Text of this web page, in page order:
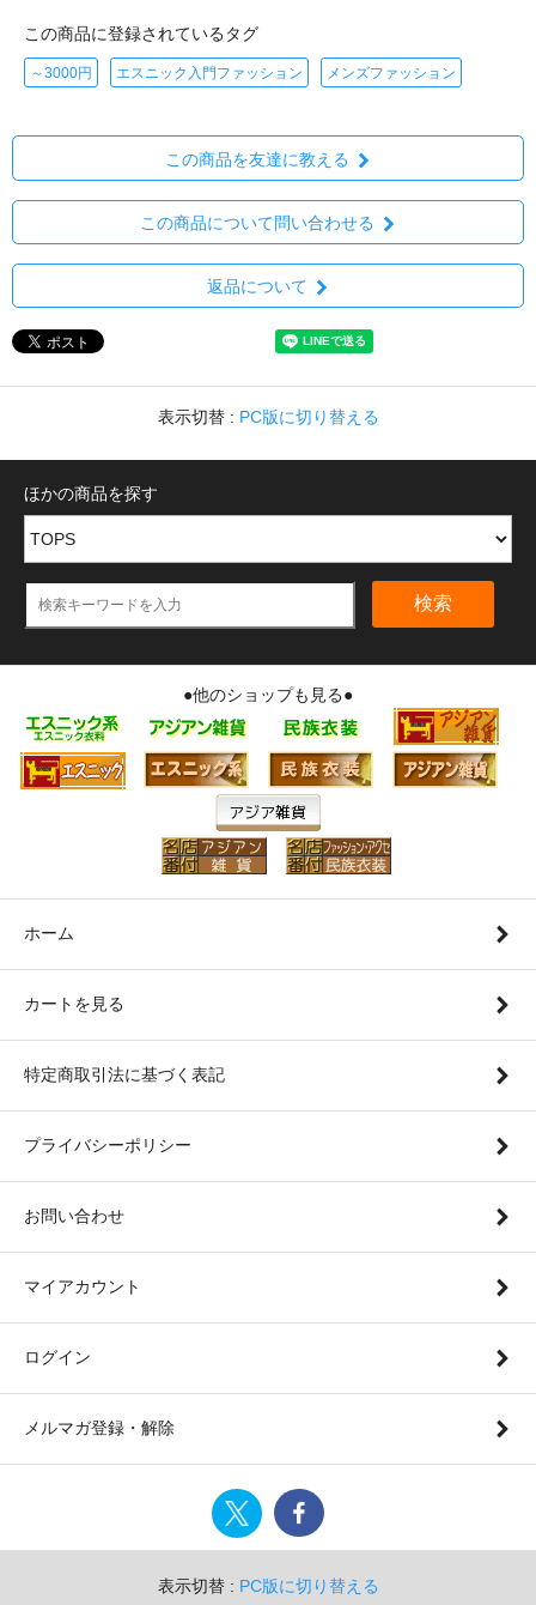
この商品に登録されているタグ
～3000円 エスニック入門ファッション メンズファッション
この商品を友達に教える
この商品について問い合わせる
返品について
表示切替 : PC版に切り替える
ほかの商品を探す
検索
●他のショップも見る●
ホーム
カートを見る
特定商取引法に基づく表記
プライバシーポリシー
お問い合わせ
マイアカウント
ログイン
メルマガ登録・解除
表示切替 : PC版に切り替える